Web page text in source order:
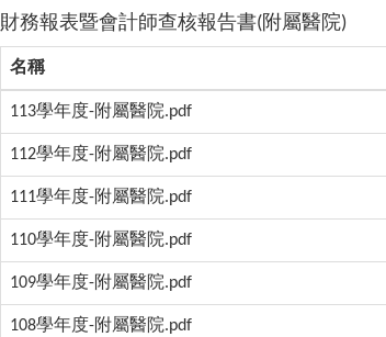
財務報表暨會計師查核報告書(附屬醫院)
名稱
113學年度-附屬醫院.pdf
112學年度-附屬醫院.pdf
111學年度-附屬醫院.pdf
110學年度-附屬醫院.pdf
109學年度-附屬醫院.pdf
108學年度-附屬醫院.pdf